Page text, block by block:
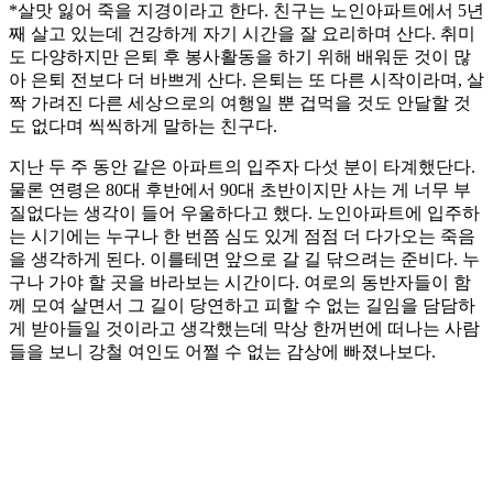
*살맛 잃어 죽을 지경이라고 한다. 친구는 노인아파트에서 5년
째 살고 있는데 건강하게 자기 시간을 잘 요리하며 산다. 취미
도 다양하지만 은퇴 후 봉사활동을 하기 위해 배워둔 것이 많
아 은퇴 전보다 더 바쁘게 산다. 은퇴는 또 다른 시작이라며, 살
짝 가려진 다른 세상으로의 여행일 뿐 겁먹을 것도 안달할 것
도 없다며 씩씩하게 말하는 친구다.
지난 두 주 동안 같은 아파트의 입주자 다섯 분이 타계했단다.
물론 연령은 80대 후반에서 90대 초반이지만 사는 게 너무 부
질없다는 생각이 들어 우울하다고 했다. 노인아파트에 입주하
는 시기에는 누구나 한 번쯤 심도 있게 점점 더 다가오는 죽음
을 생각하게 된다. 이를테면 앞으로 갈 길 닦으려는 준비다. 누
구나 가야 할 곳을 바라보는 시간이다. 여로의 동반자들이 함
께 모여 살면서 그 길이 당연하고 피할 수 없는 길임을 담담하
게 받아들일 것이라고 생각했는데 막상 한꺼번에 떠나는 사람
들을 보니 강철 여인도 어쩔 수 없는 감상에 빠졌나보다.